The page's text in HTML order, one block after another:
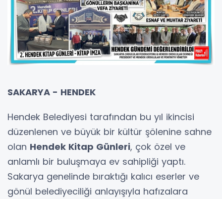
SAKARYA - HENDEK
Hendek Belediyesi tarafından bu yıl ikincisi
düzenlenen ve büyük bir kültür şölenine sahne
olan Hendek Kitap Günleri, çok özel ve
anlamlı bir buluşmaya ev sahipliği yaptı.
Sakarya genelinde bıraktığı kalıcı eserler ve
gönül belediyeciliği anlayışıyla hafızalara